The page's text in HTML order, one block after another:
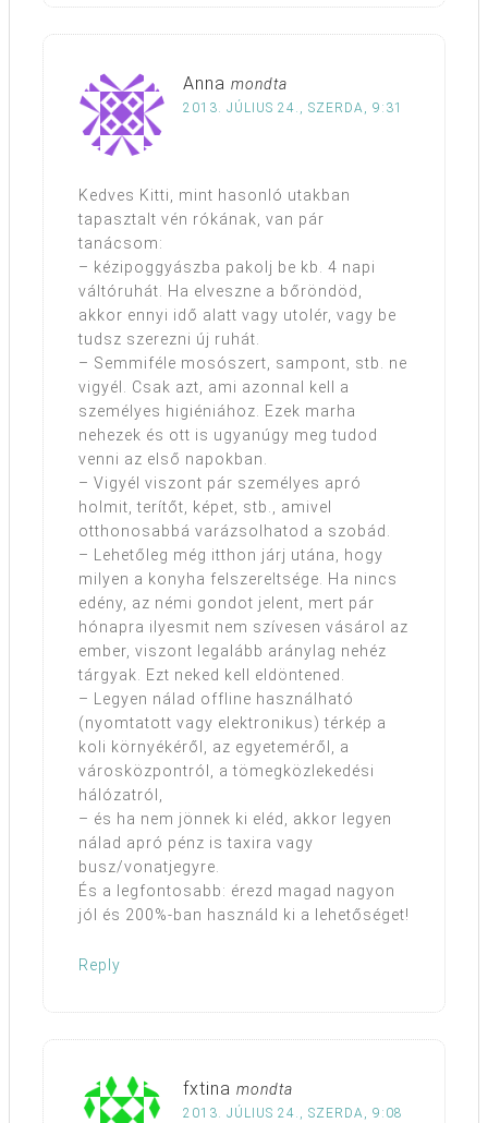
Anna mondta
2013. JÚLIUS 24., SZERDA, 9:31
Kedves Kitti, mint hasonló utakban
tapasztalt vén rókának, van pár
tanácsom:
– kézipoggyászba pakolj be kb. 4 napi
váltóruhát. Ha elveszne a bőröndöd,
akkor ennyi idő alatt vagy utolér, vagy be
tudsz szerezni új ruhát.
– Semmiféle mosószert, sampont, stb. ne
vigyél. Csak azt, ami azonnal kell a
személyes higiéniához. Ezek marha
nehezek és ott is ugyanúgy meg tudod
venni az első napokban.
– Vigyél viszont pár személyes apró
holmit, terítőt, képet, stb., amivel
otthonosabbá varázsolhatod a szobád.
– Lehetőleg még itthon járj utána, hogy
milyen a konyha felszereltsége. Ha nincs
edény, az némi gondot jelent, mert pár
hónapra ilyesmit nem szívesen vásárol az
ember, viszont legalább aránylag nehéz
tárgyak. Ezt neked kell eldöntened.
– Legyen nálad offline használható
(nyomtatott vagy elektronikus) térkép a
koli környékéről, az egyeteméről, a
városközpontról, a tömegközlekedési
hálózatról,
– és ha nem jönnek ki eléd, akkor legyen
nálad apró pénz is taxira vagy
busz/vonatjegyre.
És a legfontosabb: érezd magad nagyon
jól és 200%-ban használd ki a lehetőséget!
Reply
fxtina mondta
2013. JÚLIUS 24., SZERDA, 9:08